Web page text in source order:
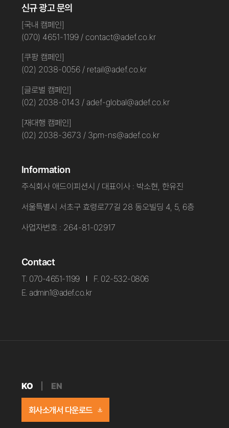
신규 광고 문의
[국내 캠페인]
(070) 4651-1199 / contact@adef.co.kr
[쿠팡 캠페인]
(02) 2038-0056 / retail@adef.co.kr
[글로벌 캠페인]
(02) 2038-0143 / adef-global@adef.co.kr
[재대행 캠페인]
(02) 2038-3673 / 3pm-ns@adef.co.kr
Information
주식회사 애드이피션시 / 대표이사 : 박소현, 한유진
서울특별시 서초구 효령로77길 28 동오빌딩 4, 5, 6층
사업자번호 : 264-81-02917
Contact
T. 070-4651-1199
F. 02-532-0806
E. admin1@adef.co.kr
KO EN
회사소개서 다운로드